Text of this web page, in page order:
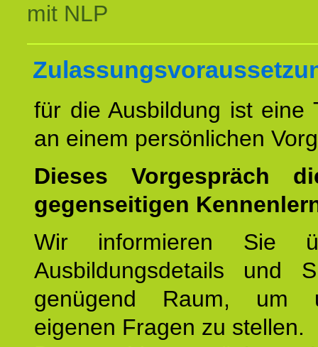
mit NLP
für die Ausbildung ist eine
an einem persönlichen
Dieses Vorgespräch
gegenseitigen
Wir informieren Sie
Ausbildungsdetails und
genügend Raum, um
eigenen Fragen zu stellen.